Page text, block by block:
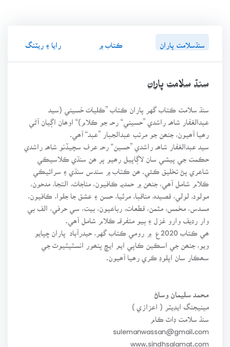
سنڌسلامت پاران ڪتاب ۾ رايا ۽ ريٽنگ
سنڌ سلامت پاران
سنڌ سلامت ڪتاب گهر پاران ڪتاب ”ڪليات حُسيني (سيد
عبدالغفار شاھہ راشدي ”حسيني“ رحہ جو ڪلام)“ اوھان اڳيان آڻي
رھيا آھيون، جنھن جو مرتب عبدالجبار ”عبد“ آھي.
سيد عبدالغفار شاھہ راشدي ”حسين“ رحہ عرف سچيڏنو شاھہ راشدي
حڪمت جي پيشي سان لاڳاپيل رھيو پر ھن سنڌي ڪلاسيڪي
شاعري پڻ تخليق ڪئي. ھن ڪتاب ۾ سندس سنڌي ۽ سرائيڪي
ڪلام شامل آھي، جنھن ۾ حمديہ ڪافيون، مناجات، التجا، مدحون،
مولود، لولي، قصيدہ، مناقبا، مرثيا، حسن ۽ عشق جا جلوا، ڪافيون،
مسدس، مخمس، مثمن، قطعات، رباعيون، بيت، سي حرفي، الف بي
وار رديف وارو غزل ۽ ٻيو متفرقہ ڪلام شامل آھي.
ھي ڪتاب 2020ع ۾ رومي ڪتاب گهر، حيدرآباد پاران ڇپايو
ويو، جنھن جي اسڪين ڪاپي ايم ايڇ پنھور انسٽيٽيوٽ جي
سھڪار سان اپلوڊ ڪري رھيا آھيون.
محمد سليمان وساڻ
مينيجنگ ايڊيٽر ( اعزازي )
سنڌ سلامت ڊاٽ ڪام
sulemanwassan@gmail.com